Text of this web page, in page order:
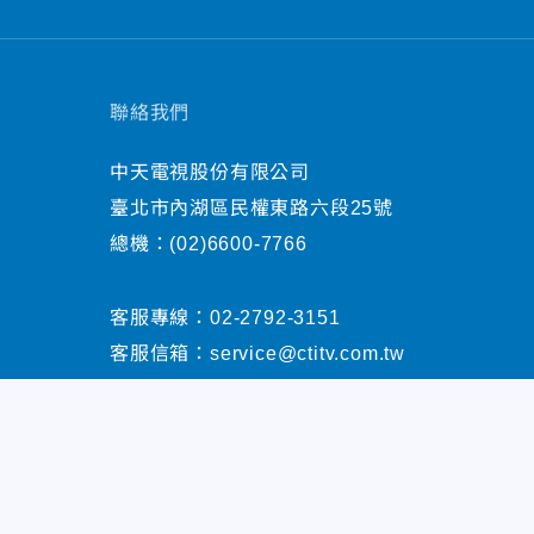
聯絡我們
中天電視股份有限公司
臺北市內湖區民權東路六段25號
總機： (02)6600-7766
客服專線： 02-2792-3151
客服信箱： service@ctitv.com.tw